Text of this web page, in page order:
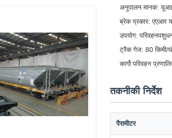
अनुपालन मानक:
ब्रेक प्रकार: एएआर
उपयोग:
ट्रैक गेज: 80 किमी/
कार्गो परिवहन
तकनीकी निर्देश
पैरामीटर